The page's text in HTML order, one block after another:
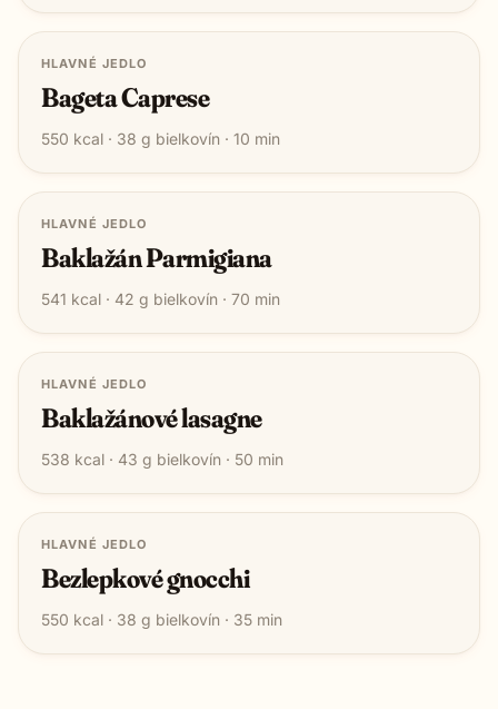
HLAVNÉ JEDLO
Bageta Caprese
550 kcal · 38 g bielkovín · 10 min
HLAVNÉ JEDLO
Baklažán Parmigiana
541 kcal · 42 g bielkovín · 70 min
HLAVNÉ JEDLO
Baklažánové lasagne
538 kcal · 43 g bielkovín · 50 min
HLAVNÉ JEDLO
Bezlepkové gnocchi
550 kcal · 38 g bielkovín · 35 min